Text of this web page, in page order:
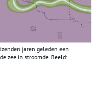
jaren geleden een
zee in stroomde. Beeld: